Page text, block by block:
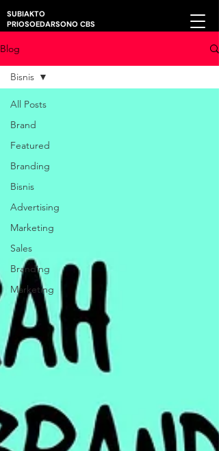
SUBIAKTO
PRIOSOEDARSONO CBS
Blog
All Posts
Brand
Featured
Branding
Bisnis
Advertising
Marketing
Sales
Branding
Marketing
Bisnis